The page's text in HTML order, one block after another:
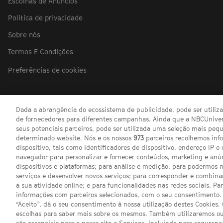
Política de privacidade
Sobre nós
Termos E Condições
Preferências de cookies
Dada a abrangência do ecossistema de publicidade, pode ser
de fornecedores para diferentes campanhas. Ainda que a
seus potenciais parceiros, pode ser utilizada uma seleção mais
determinado website. Nós e os nossos 973 parceiros recolhemos
dispositivo, tais como identificadores de dispositivo, endereço IP e
navegador para personalizar e fornecer conteúdos, marketing e
dispositivos e plataformas; para análise e medição, para podermos
serviços e desenvolver novos serviços; para corresponder e
a sua atividade online; e para funcionalidades nas redes sociais.
informações com parceiros selecionados, com o seu
“Aceito”, dá o seu consentimento à nossa utilização destes
escolhas para saber mais sobre os mesmos. Também utilizaremos